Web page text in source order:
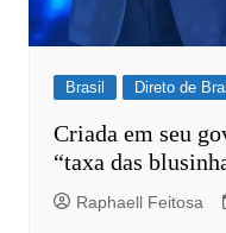
Brasil Direto de
Criada em seu
“taxa das
Raphaell Feitosa